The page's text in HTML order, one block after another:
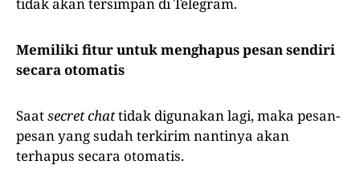
tidak akan tersimpan di Telegram.
Memiliki fitur untuk menghapus pesan sendiri
secara otomatis
Saatsecret chattidak digunakan lagi, maka pesan-
pesan yang sudah terkirim nantinya akan
terhapus secara otomatis.